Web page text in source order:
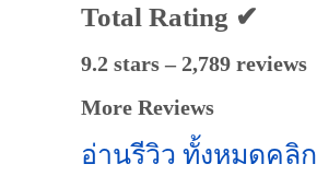
Total Rating ✔
9.2 stars – 2,789 reviews
More Reviews
อ่านรีวิว ทั้งหมดคลิก